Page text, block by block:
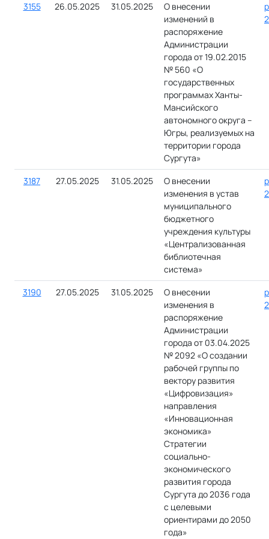
3155 26.05.2025 31.05.2025
О внесении
изменений в
распоряжение
Администрации
города от 19.02.2015
№ 560 «О
государственных
программах Ханты-
Мансийского
автономного округа –
Югры, реализуемых на
территории города
Сургута»
3187 27.05.2025 31.05.2025
О внесении
изменения в устав
муниципального
бюджетного
учреждения культуры
«Централизованная
библиотечная
система»
3190 27.05.2025 31.05.2025
О внесении
изменения в
распоряжение
Администрации
города от 03.04.2025
№ 2092 «О создании
рабочей группы по
вектору развития
«Цифровизация»
направления
«Инновационная
экономика»
Стратегии
социально-
экономического
развития города
Сургута до 2036 года
с целевыми
ориентирами до 2050
года»